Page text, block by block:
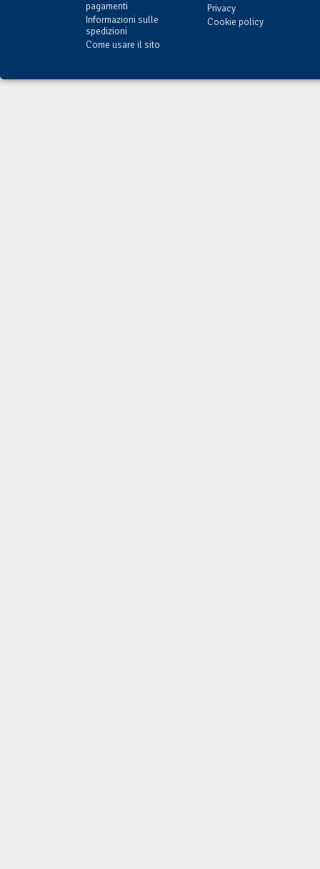
pagamenti
Informazioni sulle
spedizioni
Come usare il sito
Privacy
Cookie policy